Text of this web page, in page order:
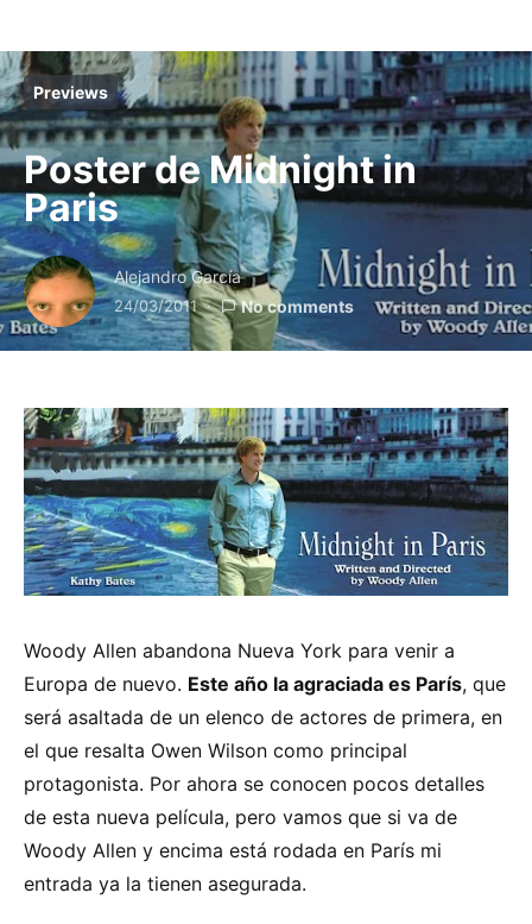
Previews
Poster de Midnight in
Paris
Alejandro García
24/03/2011 No comments
Woody Allen abandona Nueva York para venir a
Europa de nuevo. Este año la agraciada es París, que
será asaltada de un elenco de actores de primera, en
el que resalta Owen Wilson como principal
protagonista. Por ahora se conocen pocos detalles
de esta nueva película, pero vamos que si va de
Woody Allen y encima está rodada en París mi
entrada ya la tienen asegurada.